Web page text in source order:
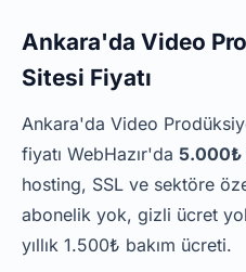
Ankara'da Video
Sitesi Fiyatı
Ankara'da Video
fiyatı WebHazır'da 5.000₺
hosting, SSL ve sektöre
abonelik yok, gizli ücret
yıllık 1.500₺ bakım ücreti.